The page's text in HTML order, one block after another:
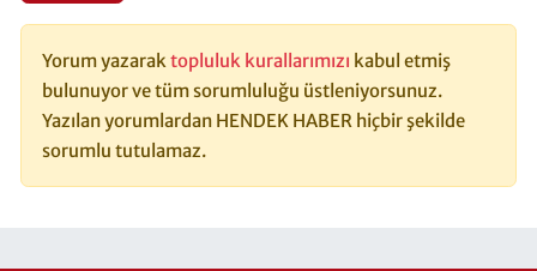
Yorum yazarak topluluk kurallarımızı kabul etmiş
bulunuyor ve tüm sorumluluğu üstleniyorsunuz.
Yazılan yorumlardan HENDEK HABER hiçbir şekilde
sorumlu tutulamaz.